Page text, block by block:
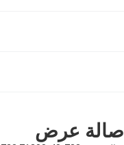
صالة عرض